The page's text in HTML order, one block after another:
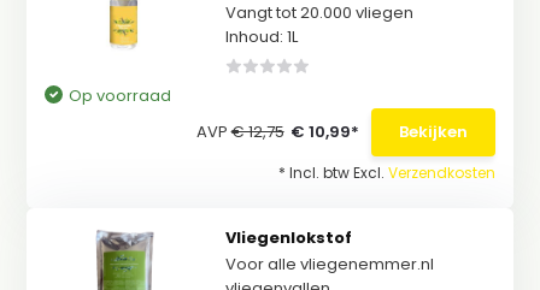
Vangt tot 20.000 vliegen
Inhoud: 1L
Op voorraad
AVP€ 12,75 € 10,99* Bekijken
* Incl. btw Excl. Verzendkosten
Vliegenlokstof
Voor alle vliegenemmer.nl